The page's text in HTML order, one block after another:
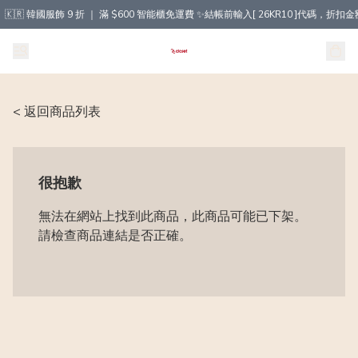
🇰🇷 韓國服飾 9 折 ｜ 滿 $600 智能櫃免運費 ✨結帳前輸入[ 26KR10 ]代碼，折扣金
< 返回商品列表
很抱歉
無法在網站上找到此商品，此商品可能已下架。
請檢查商品連結是否正確。